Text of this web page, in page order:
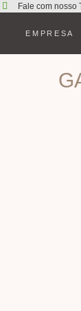
Fale com nosso
EMPRESA